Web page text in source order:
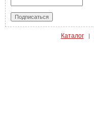
Каталог|